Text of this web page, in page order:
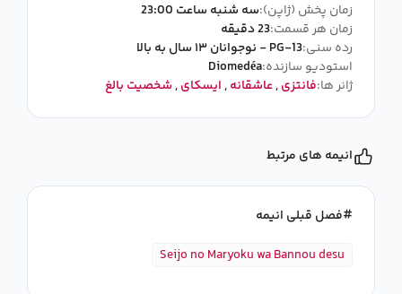
زمان پخش (ژاپن):سه شنبه ساعت 23:00
زمان هر قسمت:23 دقیقه
رده سنی:PG-13 - نوجوانان ۱۳ سال به بالا
استودیو سازنده:Diomedéa
ژانر ها:فانتزی,عاشقانه,ایسکای,شخصیت بالغ
انیمه های مرتبط
فصل قبلی انیمه
Seijo no Maryoku wa Bannou desu